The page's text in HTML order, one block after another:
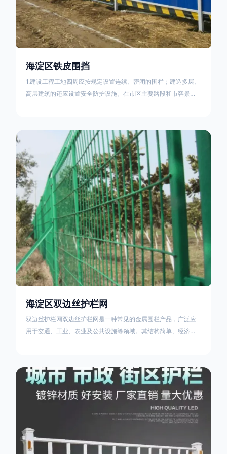
海淀区铁皮围挡
1.建设工程工地四周应按规定设置连续、密闭的围栏；建造多层、
高层建筑的还应设置安全防护设施。在市区主要路段和市容景观
料应保证围栏稳固、整洁、美观。市政工程项目工地，可按工程
进度分段设置围栏或按规定使用统一的连续性护栏设施。施工单
位不得在工地围栏外堆放建筑材料、垃圾和工程渣土。在
海淀区双边丝护栏网
双边丝护栏网双边丝护栏网是一种常见的金属围栏产品，广泛应
用于交通、工业、农业及公共设施等领域。其结构简单、经济实
边丝护栏网由低碳钢丝（Q235材质）通过焊接或编织形成网格结
构，网片两侧各有一根加固的纵向钢丝（双边丝），用于与立柱
连接固定。其表面通常采用镀锌、喷塑或浸塑处理，以增强耐腐